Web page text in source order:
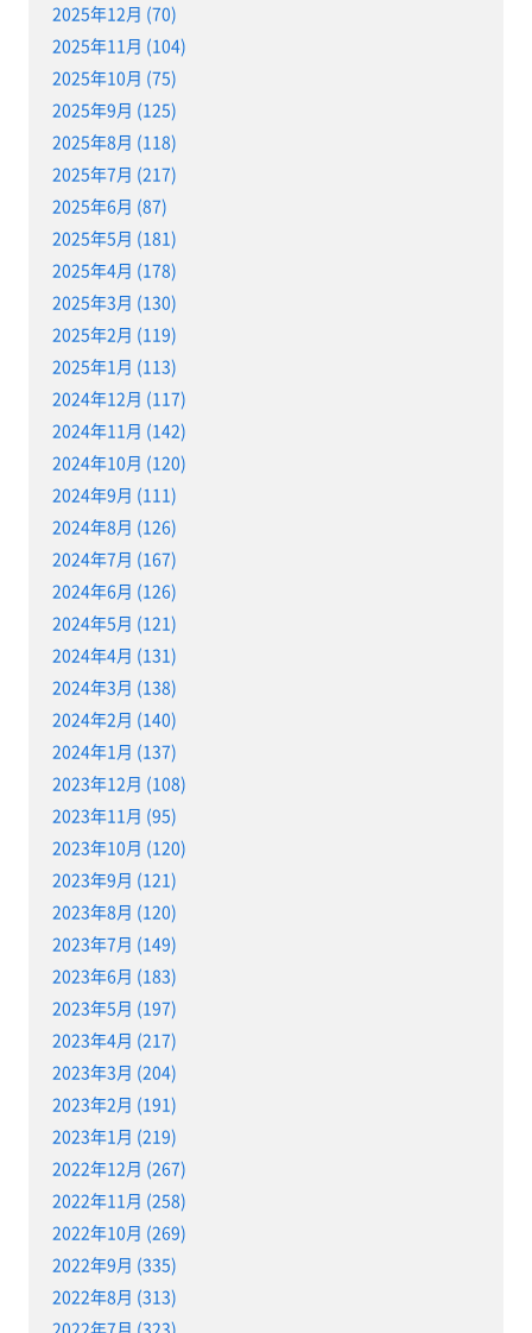
2025年12月 (70)
2025年11月 (104)
2025年10月 (75)
2025年9月 (125)
2025年8月 (118)
2025年7月 (217)
2025年6月 (87)
2025年5月 (181)
2025年4月 (178)
2025年3月 (130)
2025年2月 (119)
2025年1月 (113)
2024年12月 (117)
2024年11月 (142)
2024年10月 (120)
2024年9月 (111)
2024年8月 (126)
2024年7月 (167)
2024年6月 (126)
2024年5月 (121)
2024年4月 (131)
2024年3月 (138)
2024年2月 (140)
2024年1月 (137)
2023年12月 (108)
2023年11月 (95)
2023年10月 (120)
2023年9月 (121)
2023年8月 (120)
2023年7月 (149)
2023年6月 (183)
2023年5月 (197)
2023年4月 (217)
2023年3月 (204)
2023年2月 (191)
2023年1月 (219)
2022年12月 (267)
2022年11月 (258)
2022年10月 (269)
2022年9月 (335)
2022年8月 (313)